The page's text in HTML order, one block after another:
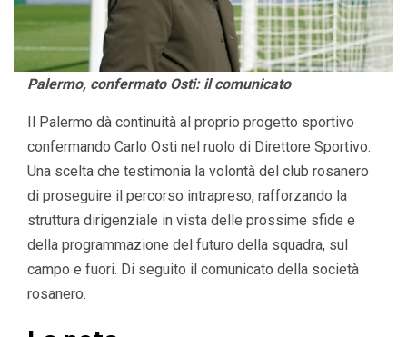
Palermo, confermato Osti: il comunicato
Il Palermo dà continuità al proprio progetto sportivo
confermando Carlo Osti nel ruolo di Direttore Sportivo.
Una scelta che testimonia la volontà del club rosanero
di proseguire il percorso intrapreso, rafforzando la
struttura dirigenziale in vista delle prossime sfide e
della programmazione del futuro della squadra, sul
campo e fuori. Di seguito il comunicato della società
rosanero.